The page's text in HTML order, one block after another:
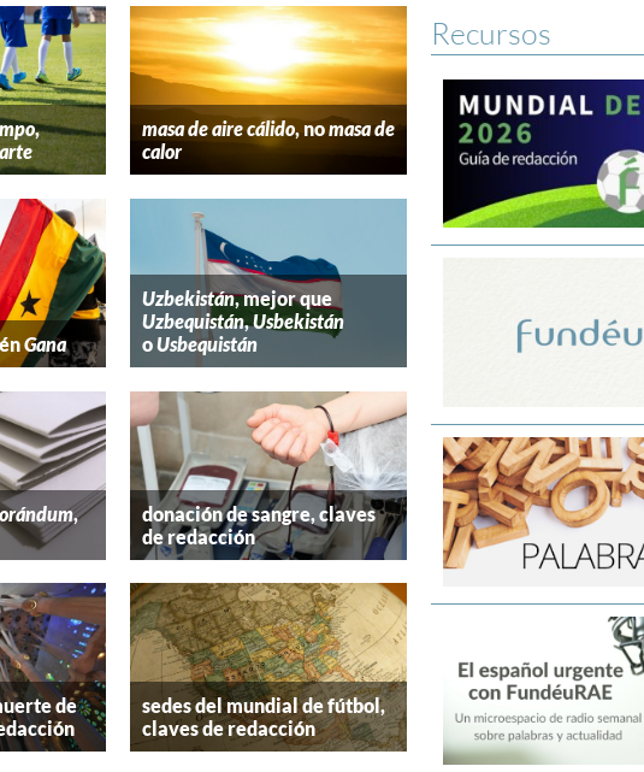
,
masa de aire cálido, nomasa de
calor
Gana
Uzbekistán, mejor que
Uzbequistán,Usbekistán
oUsbequistán
,
donación de sangre, claves
de redacción
de
sedes del mundial de fútbol,
claves de redacción
Recursos